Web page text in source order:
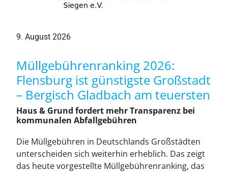
Leistungen
Über
News
9. August 2026
Müllgebührenranking 2026:
Flensburg ist günstigste Großstadt
– Bergisch Gladbach am teuersten
Haus & Grund fordert mehr Transparenz bei
kommunalen Abfallgebühren
Die Müllgebühren in Deutschlands Großstädten
unterscheiden sich weiterhin erheblich. Das zeigt
das heute vorgestellte Müllgebührenranking, das